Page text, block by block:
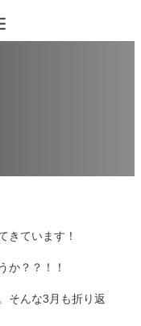
きています！
か？？！！
そんな3月も折り返